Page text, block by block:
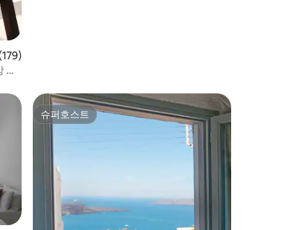
점(5점 만점), 후기 179개
스
슈퍼호스트
슈퍼호스트